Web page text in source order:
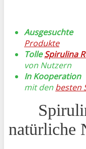
Ausgesuchte
Produkte
TolleSpirulina
von Nutzern
In Kooperation
mit den besten
natürliche